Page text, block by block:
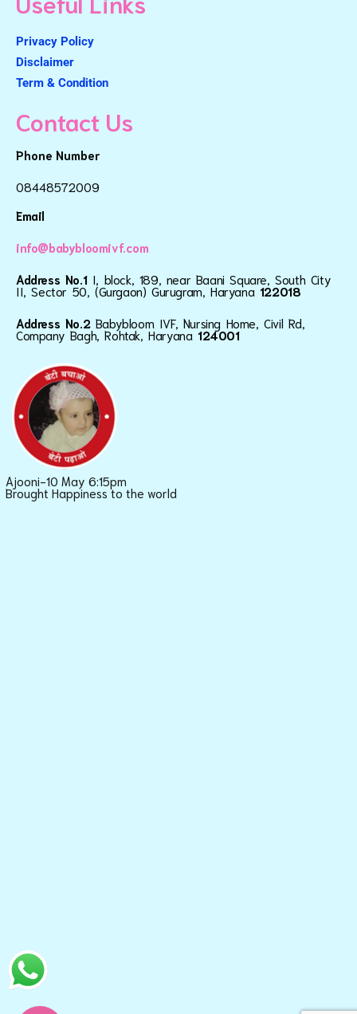
Privacy Policy
Disclaimer
Term & Condition
Contact Us
Phone Number
08448572009
Email
info@babybloomivf.com
Address No.1 I, block, 189, near Baani Square, South City
II, Sector 50, (Gurgaon) Gurugram, Haryana 122018
Address No.2 Babybloom IVF, Nursing Home, Civil Rd,
Company Bagh, Rohtak, Haryana124001
Ajooni-10 May 6:15pm
Brought Happiness to the world